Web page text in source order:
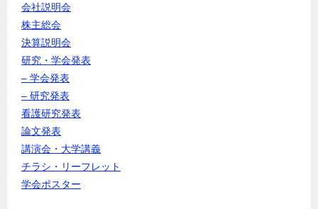
会社説明会
株主総会
決算説明会
研究・学会発表
– 学会発表
– 研究発表
看護研究発表
論文発表
講演会・大学講義
チラシ・リーフレット
学会ポスター